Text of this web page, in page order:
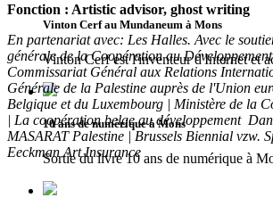
Vinton Cerf au Mundaneum à Mons
Vinton Cerf est l'inventeur d'Internet et
10 ans de numérique à Mons
Sortie du livre 10 ans de numérique à
Fonction : Artistic advisor, ghost writing
En partenariat avec: Les Halles. Avec le
générale de la Coopération au
Commissariat Général aux Relations
Générale de la Palestine auprès de l'Union
Belgique et du Luxembourg | Ministère de la
| La coopération belge au développement
MASARAT Palestine | Brussels Biennial vzw.
Eeckman Art Insurance